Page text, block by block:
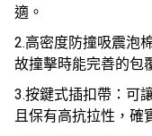
適。
2.高密度防撞吸震泡
故撞擊時能完善的包
3.按鍵式插扣帶：可
且保有高抗拉性，確